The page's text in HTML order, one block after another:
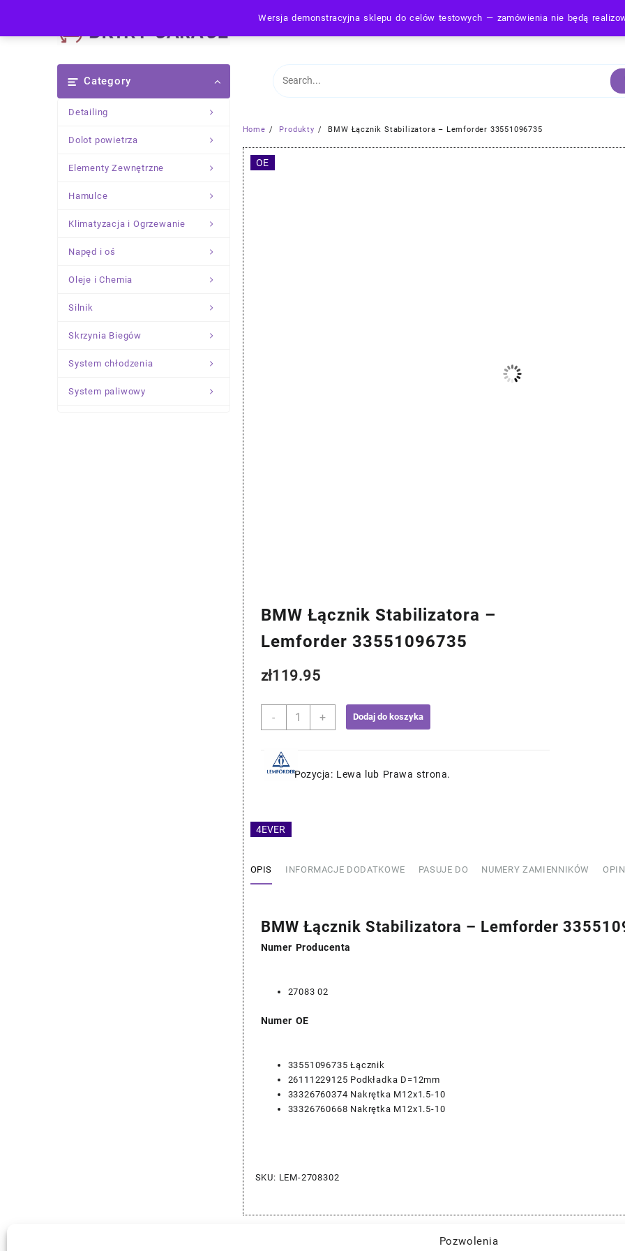
Pozwolenia
Wersja demonstracyjna sklepu do celów testowych — zamówienia nie będą
content
Category
Detailing
Dolot powietrza
Elementy Zewnętrzne
Hamulce
Klimatyzacja i Ogrzewanie
Napęd i oś
Oleje i Chemia
Silnik
Skrzynia Biegów
System chłodzenia
System paliwowy
Home Produkty BMW Łącznik Stabilizatora – Lemforder 33551096735
OE
4EVER
BMW Łącznik Stabilizatora –
Lemforder 33551096735
zł119.95
-
ilość
Stabilizatora
-
+ Dodaj do koszyka
Pozycja: Lewa lub Prawa strona.
OPIS INFORMACJE DODATKOWE PASUJE DO NUMERY ZAMIENNIKÓW
BMW Łącznik Stabilizatora – Lemforder
Numer Producenta
27083 02
Numer OE
33551096735 Łącznik
26111229125 Podkładka D=12mm
33326760374 Nakrętka M12x1.5-10
33326760668 Nakrętka M12x1.5-10
SKU: LEM-2708302